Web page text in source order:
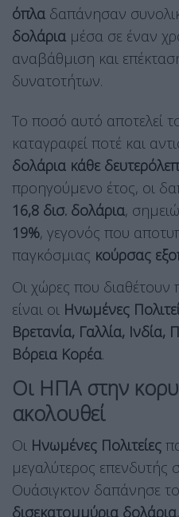
όπλα δαπάνησαν
δολάρια μέσα σε έναν
αναβάθμιση και
δυνατοτήτων.
Το ποσό αυτό αποτελεί
καταγραφεί ποτέ και
δολάρια κάθε
προηγούμενο έτος, οι
16,8 δισ. δολάρια,
19%, γεγονός που
παγκόσμιας κούρσας
Οι χώρες που διαθέτουν
είναι οι Ηνωμένες
Βρετανία, Γαλλία, Ινδία,
Βόρεια Κορέα.
Οι ΗΠΑ στην
ακολουθεί
Οι Ηνωμένες Πολιτείες
μεγαλύτερος επενδυτής
Ουάσιγκτον δαπάνησε
δισεκατομμύρια δολάρια